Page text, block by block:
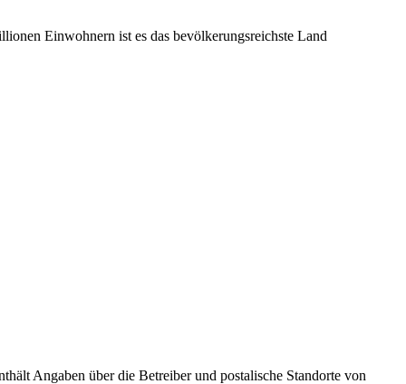
Einwohnern ist es das bevölkerungsreichste Land
Angaben über die Betreiber und postalische Standorte von